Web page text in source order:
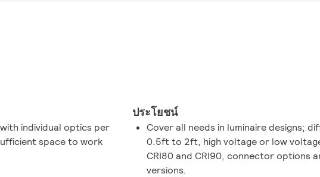
individual optics per
space to work
ประโยชน์
Cover all needs in luminaire designs;
0.5ft to 2ft, high voltage or low
CRI80 and CRI90, connector options
versions.